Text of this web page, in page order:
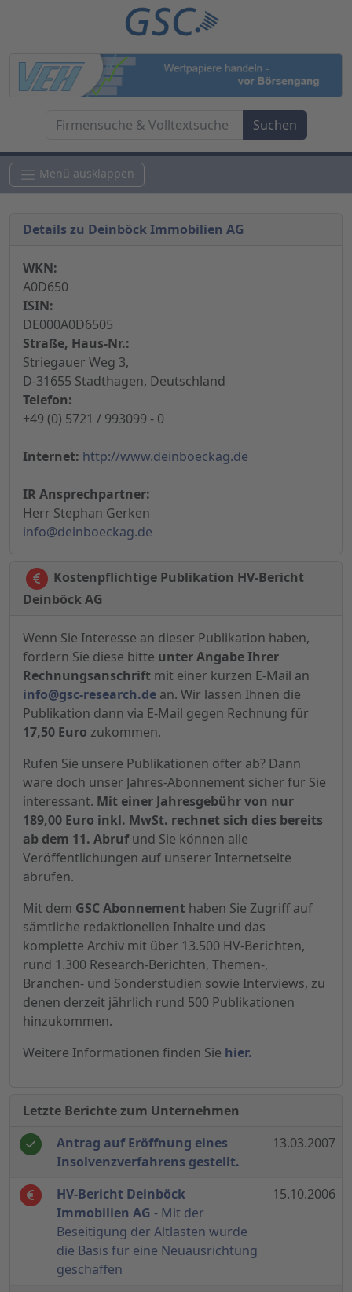
Menü ausklappen
Details zu Deinböck Immobilien AG
WKN:
A0D650
ISIN:
DE000A0D6505
Straße, Haus-Nr.:
Striegauer Weg 3,
D-31655 Stadthagen, Deutschland
Telefon:
+49 (0) 5721 / 993099 - 0
Internet: http://www.deinboeckag.de
IR Ansprechpartner:
Herr Stephan Gerken
info@deinboeckag.de
Kostenpflichtige Publikation HV-Bericht
Deinböck AG
Wenn Sie Interesse an dieser Publikation haben,
fordern Sie diese bitte unter Angabe Ihrer
Rechnungsanschrift mit einer kurzen E-Mail an
info@gsc-research.de an. Wir lassen Ihnen die
Publikation dann via E-Mail gegen Rechnung für
17,50 Euro zukommen.
Rufen Sie unsere Publikationen öfter ab? Dann
wäre doch unser Jahres-Abonnement sicher für Sie
interessant. Mit einer Jahresgebühr von nur
189,00 Euro inkl. MwSt. rechnet sich dies bereits
ab dem 11. Abrufund Sie können alle
Veröffentlichungen auf unserer Internetseite
abrufen.
Mit dem GSC Abonnement haben Sie Zugriff auf
sämtliche redaktionellen Inhalte und das
komplette Archiv mit über 13.500 HV-Berichten,
rund 1.300 Research-Berichten, Themen-,
Branchen- und Sonderstudien sowie Interviews, zu
denen derzeit jährlich rund 500 Publikationen
hinzukommen.
Weitere Informationen finden Sie hier.
Letzte Berichte zum Unternehmen
Antrag auf Eröffnung eines
Insolvenzverfahrens gestellt.
13.03.2007
HV-Bericht Deinböck
Immobilien AG - Mit der
Beseitigung der Altlasten wurde
die Basis für eine Neuausrichtung
geschaffen
15.10.2006